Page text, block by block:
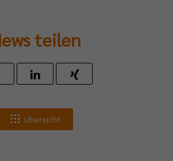
teilen
Übersicht